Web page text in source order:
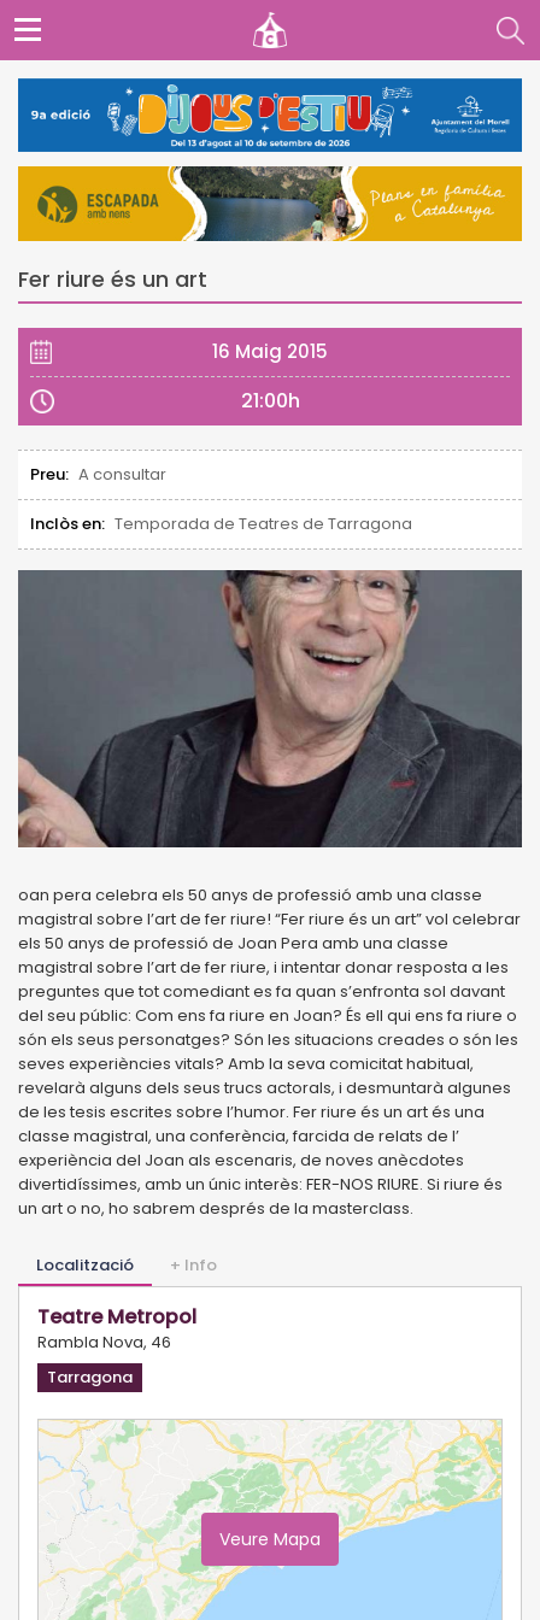
Fer riure és un art
16 Maig 2015
21:00h
Preu: A consultar
Inclòs en: Temporada de Teatres de Tarragona
oan pera celebra els 50 anys de professió amb una classe
magistral sobre l’art de fer riure! “Fer riure és un art” vol celebrar
els 50 anys de professió de Joan Pera amb una classe
magistral sobre l’art de fer riure, i intentar donar resposta a les
preguntes que tot comediant es fa quan s’enfronta sol davant
del seu públic: Com ens fa riure en Joan? És ell qui ens fa riure o
són els seus personatges? Són les situacions creades o són les
seves experiències vitals? Amb la seva comicitat habitual,
revelarà alguns dels seus trucs actorals, i desmuntarà algunes
de les tesis escrites sobre l’humor. Fer riure és un art és una
classe magistral, una conferència, farcida de relats de l’
experiència del Joan als escenaris, de noves anècdotes
divertidíssimes, amb un únic interès: FER-NOS RIURE. Si riure és
un art o no, ho sabrem després de la masterclass.
Localització + Info
Teatre Metropol
Rambla Nova, 46
Tarragona
Veure Mapa